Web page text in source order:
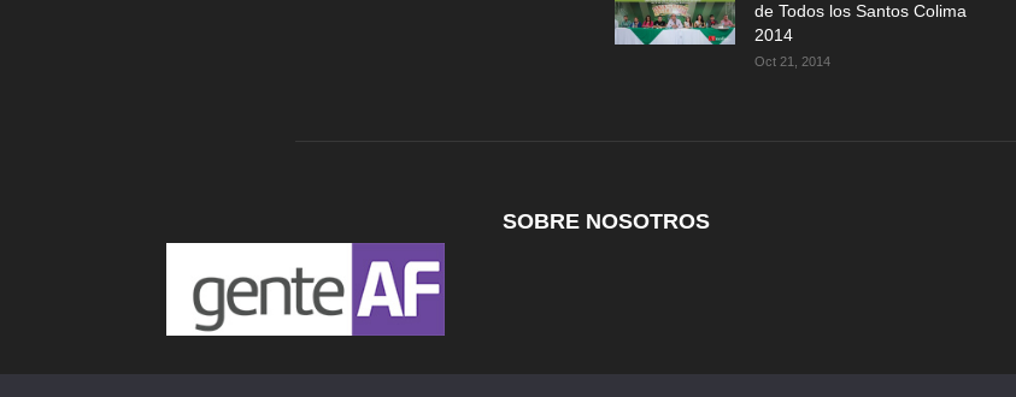
de Todos los Santos Colima
2014
Oct 21, 2014
SOBRE NOSOTROS